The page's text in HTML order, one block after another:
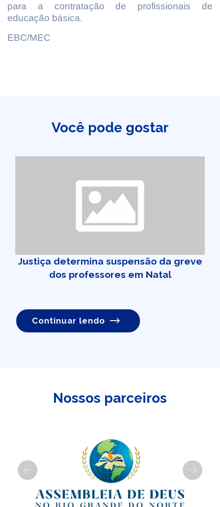
para a contratação de profissionais de
educação básica.
EBC/MEC
Você pode gostar
Justiça determina suspensão da greve
dos professores em Natal
Continuar lendo
Nossos parceiros
Previous Next